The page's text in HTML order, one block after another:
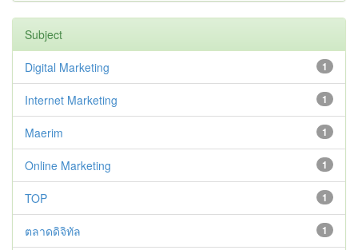
Subject
1
Digital Marketing
1
Internet Marketing
1
Maerim
1
Online Marketing
1
TOP
1
ตลาดดิจิทัล